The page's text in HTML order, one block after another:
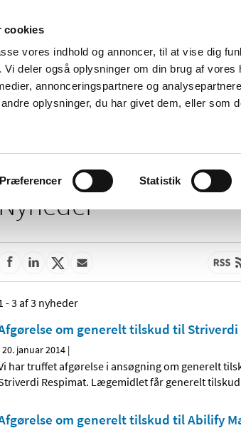
cookies
vores indhold og annoncer, til at vise dig
deler også oplysninger om din brug af vores
annonceringspartnere og
oplysninger, du har givet dem, eller som
Præferencer Statistik
Nyheder Om os
Tilskud og
Apoteker og
- 3 af 3 nyheder
om generelt tilskud til Striverdi
20. januar 2014 |
har truffet afgørelse i ansøgning om generelt
Respimat. Lægemidlet får generelt
om generelt tilskud til Abilify